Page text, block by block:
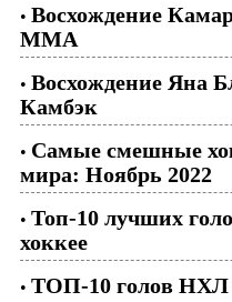
• Восхождение
ММА
• Восхождение Яна
Камбэк
• Самые смешные
мира: Ноябрь 2022
• Топ-10 лучших
хоккее
• ТОП-10 голов НХЛ